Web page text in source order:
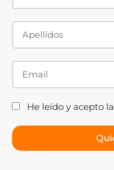
He leído y acepto la